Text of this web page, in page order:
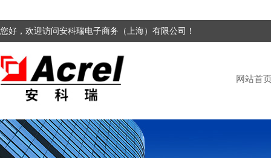
您好，欢迎访问安科瑞电子商务（上海）有限公司！
网站首